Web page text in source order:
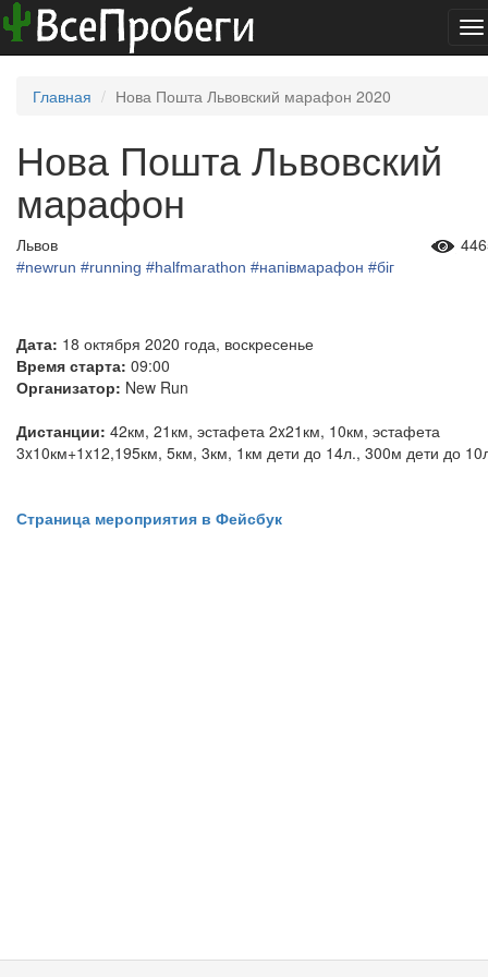
Главная Нова Пошта Львовский марафон 2020
Нова Пошта Львовский
марафон
Львов
#newrun #running #halfmarathon #напівмарафон #біг
Дата: 18 октября 2020 года, воскресенье
Время старта: 09:00
Организатор: New Run
Дистанции: 42км, 21км, эстафета 2x21км, 10км, эстафета
3x10км+1x12,195км, 5км, 3км, 1км дети до 14л., 300м дети до
Страница мероприятия в Фейсбук